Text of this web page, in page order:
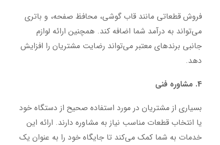
فروش قطعاتی مانند قاب گوشی، محافظ صفحه، و باتری
می‌تواند به درآمد شما اضافه کند. همچنین ارائه لوازم
جانبی برندهای معتبر می‌تواند رضایت مشتریان را افزایش
دهد.
4. مشاوره فنی
بسیاری از مشتریان در مورد استفاده صحیح از دستگاه خود
یا انتخاب قطعات مناسب نیاز به مشاوره دارند. ارائه این
خدمات به شما کمک می‌کند تا جایگاه خود را به عنوان یک